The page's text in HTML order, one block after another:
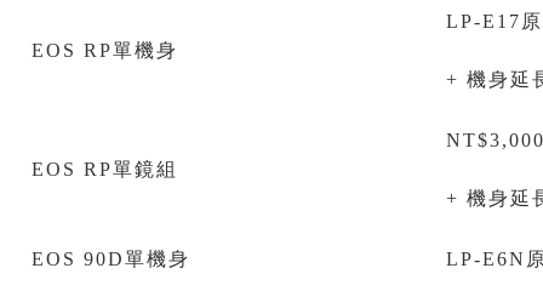
EOS RP單機身
LP-E17
+ 機身延
EOS RP單鏡組
+ 機身延
EOS 90D單機身 LP-E6N